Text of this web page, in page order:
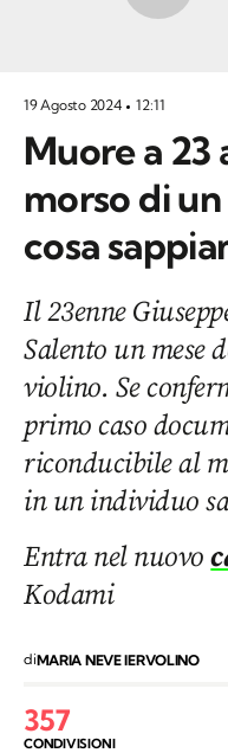
19 Agosto 2024 12:11
Muore a 23
morso di
cosa
Il 23enne
Salento un mese
violino. Se
primo caso
riconducibile al
in un individuo
Entra nel nuovo
Kodami
diMARIA NEVE IERVOLINO
357
CONDIVISIONI